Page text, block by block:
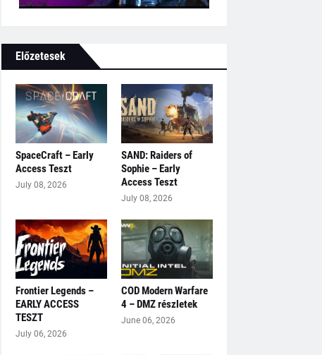
Előzetesek
SpaceCraft – Early
Access Teszt
July 08, 2026
SAND: Raiders of
Sophie – Early
Access Teszt
July 08, 2026
Frontier Legends –
EARLY ACCESS
TESZT
July 06, 2026
COD Modern Warfare
4 – DMZ részletek
June 06, 2026